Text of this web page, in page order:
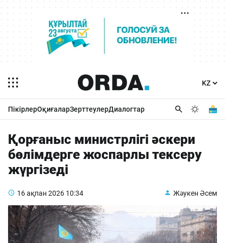
ПікірлерОқиғаларЗерттеулерДиалогтар
Қорғаныс министрлігі әскери
бөлімдерге жоспарлы тексеру
жүргізеді
16 ақпан 2026 10:34 Жәукен Әсем